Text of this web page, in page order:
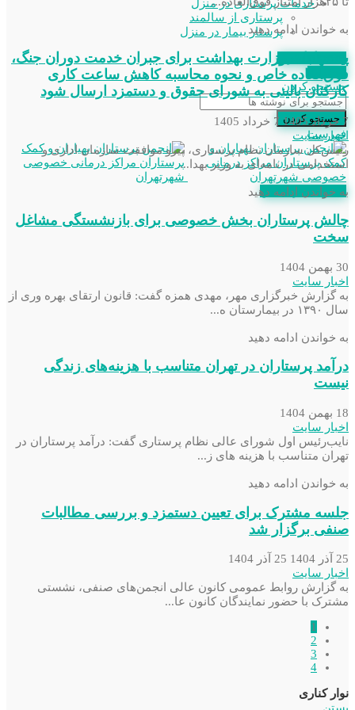
خدمات پرستاری در منزل
پرستاری از سالمند
پرستار بیمار در منزل
جستجو کردن
جستجو کردن
فهرست
عضویت در انجمن
به خواندن ادامه دهید
پیشنهادات وزارت بهداشت برای جبران خدمت دوران جنگ،
فوق‌العاده خاص و نحوه محاسبه کاهش ساعت کاری
کارکنان بالینی به شورای حقوق و دستمزد ارسال شود
7 خرداد 1405
7 خرداد 1405
اخبار سایت
رئیس‌کل سازمان نظام پرستاری، پیرو موافقت سازمان اداری و
استخدامی در نامه‌ای به وزیر بهدا...
به خواندن ادامه دهید
چالش پرستاران بخش خصوصی برای بازنشستگی مشاغل
سخت
30 بهمن 1404
اخبار سایت
به گزارش خبرگزاری مهر، مهدی همزه گفت: قانون ارتقای بهره وری از
سال ۱۳۹۰ در بیمارستان ه...
به خواندن ادامه دهید
درآمد پرستاران در تهران متناسب با هزینه‌های زندگی
نیست
18 بهمن 1404
اخبار سایت
نایب‌رئیس اول شورای عالی نظام پرستاری گفت: درآمد پرستاران در
تهران متناسب با هزینه های ز...
به خواندن ادامه دهید
جلسه مشترک برای تعیین دستمزد و بررسی مطالبات
صنفی برگزار شد
25 آذر 1404
25 آذر 1404
اخبار سایت
به گزارش روابط عمومی کانون عالی انجمن‌های صنفی، نشستی
مشترک با حضور نمایندگان کانون عا...
1
2
3
4
نوار کناری